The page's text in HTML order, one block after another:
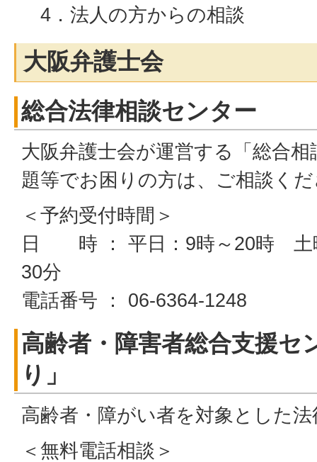
4．法人の方からの相談
大阪弁護士会
総合法律相談センター
大阪弁護士会が運営する「総合
題等でお困りの方は、ご相談く
＜予約受付時間＞
日 時 ： 平日：9時～20時 土
30分
電話番号 ： 06-6364-1248
高齢者・障害者総合支援セ
り」
高齢者・障がい者を対象とした
＜無料電話相談＞